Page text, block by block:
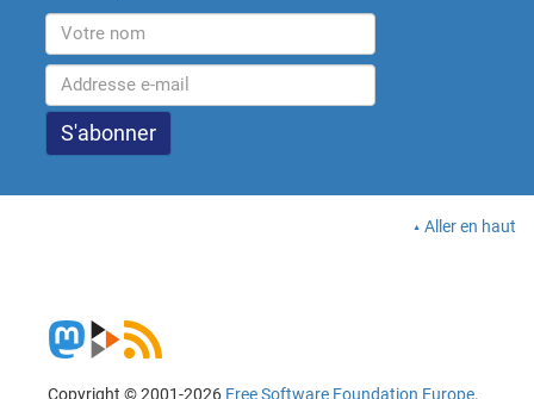
Aller en haut
Copyright © 2001-2026 Free Software Foundation Europe.